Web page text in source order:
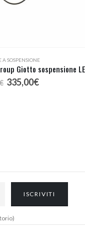
A SOSPENSIONE
Giotto sospensione
€ Il
prezzo
335,00€Il